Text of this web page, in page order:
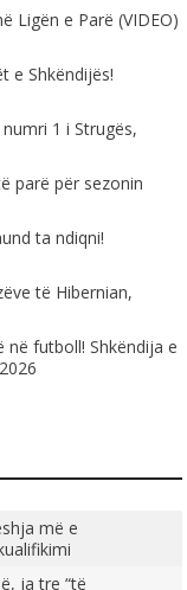
Ligën e Parë (VIDEO)
e Shkëndijës!
1 i Strugës,
parë për sezonin
ta ndiqni!
të Hibernian,
futboll! Shkëndija e
më e
ja tre “të